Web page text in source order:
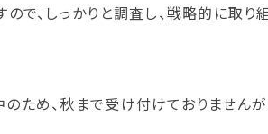
で、しっかりと調査し、戦略的に取
ため、秋まで受け付けておりません